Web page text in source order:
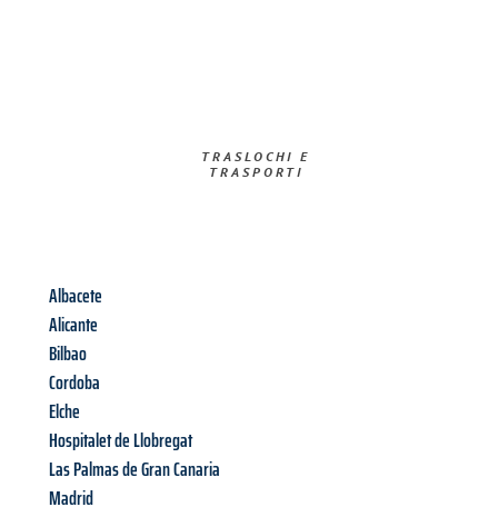
TRASLOCHI E
TRASPORTI​
Albacete
Alicante
Bilbao
Cordoba
Elche
Hospitalet de Llobregat
Las Palmas de Gran Canaria
Madrid